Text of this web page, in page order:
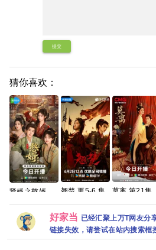
提交
猜你喜欢：
贤婿之憨婿
毅鸿 朱容君 范
梦 徐紫茵 已更
最新 夸克
翘楚 更5-6 集
莫离 第21集
线 网盘下载
好家当 已经汇聚上万T网友分
链接失效，请尝试在站内搜索框